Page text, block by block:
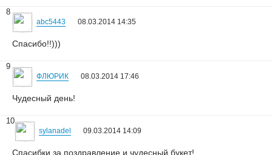
8
abc5443 08.03.2014 14:35
Спасибо!!)))
9
ФЛЮРИК 08.03.2014 17:46
Чудесный день!
10
sylanadel 09.03.2014 14:09
Спасибки за поздравление и чудесный букет!